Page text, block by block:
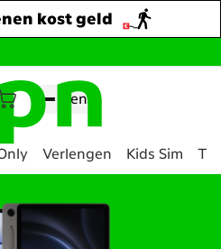
Menu
Verlengen Kids Sim
kost geld